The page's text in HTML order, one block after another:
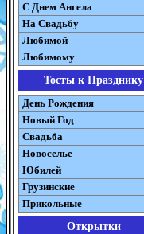
C Днем Ангела
На Свадьбу
Любимой
Любимому
Тосты к Празднику
День Рождения
Новый Год
Свадьба
Новоселье
Юбилей
Грузинские
Прикольные
Открытки